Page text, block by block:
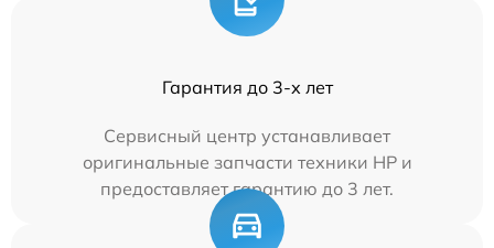
Гарантия до 3-х лет
Сервисный центр устанавливает
оригинальные запчасти техники HP и
предоставляет гарантию до 3 лет.